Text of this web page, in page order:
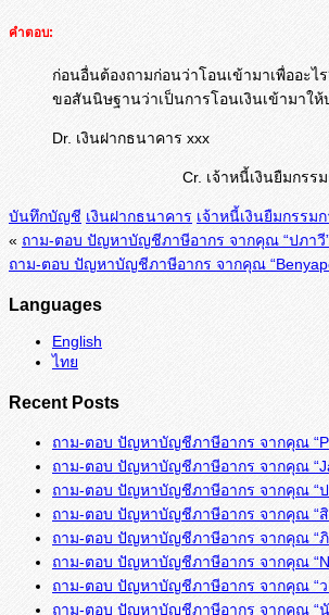
คำตอบ:
ก่อนอื่นต้องถามก่อนว่าโอนเข้ามาเพื่ออะไ
ขอสันนิษฐานว่าเป็นการโอนเงินเข้ามาให้
Dr. เงินฝากธนาคาร xxx
Cr. เจ้าหนี้เงินยืมกรร
บันทึกบัญชี เงินฝากธนาคาร เจ้าหนี้เงินยืมกรรมก
« ถาม-ตอบ ปัญหาบัญชีภาษีอากร จากคุณ “ปภาวี
ถาม-ตอบ ปัญหาบัญชีภาษีอากร จากคุณ
Languages
English
ไทย
Recent Posts
ถาม-ตอบ ปัญหาบัญชีภาษีอากร จากคุณ
ถาม-ตอบ ปัญหาบัญชีภาษีอากร จากคุณ
ถาม-ตอบ ปัญหาบัญชีภาษีอากร จากคุณ “ป
ถาม-ตอบ ปัญหาบัญชีภาษีอากร จากคุณ “สิ
ถาม-ตอบ ปัญหาบัญชีภาษีอากร จากคุณ “ภิ
ถาม-ตอบ ปัญหาบัญชีภาษีอากร จากคุณ
ถาม-ตอบ ปัญหาบัญชีภาษีอากร จากคุณ “ว
ถาม-ตอบ ปัญหาบัญชีภาษีอากร จากคุณ “